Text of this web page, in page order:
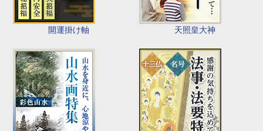
開運掛け軸 天照皇大神